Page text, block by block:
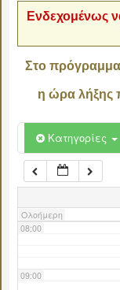
Ενδεχομένως
Στο πρόγραμμα
η ώρα λήξης
Κατηγορίες
Ολοήμερη
06:00
07:00
08:00
09:00